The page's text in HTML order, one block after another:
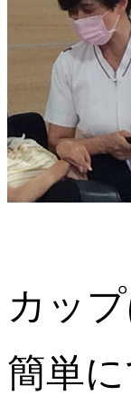
カッ
簡単